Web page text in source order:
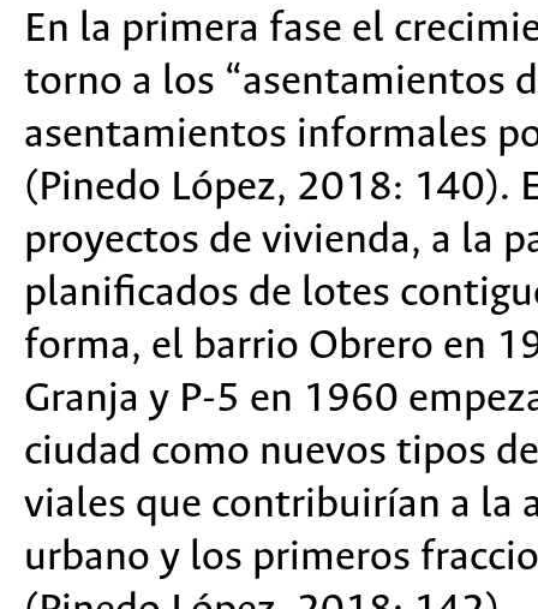
En la primera fase el
torno a los “asentamientos
asentamientos informales
(Pinedo López, 2018: 140).
proyectos de vivienda, a la
planificados de lotes
forma, el barrio Obrero en
Granja y P-5 en 1960
ciudad como nuevos tipos
viales que contribuirían a la
urbano y los primeros